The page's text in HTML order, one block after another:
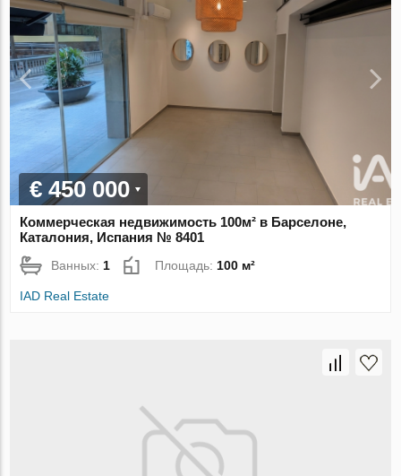
€ 450 000
Коммерческая недвижимость 100м² в Барселоне,
Каталония, Испания № 8401
Ванных: 1 Площадь: 100 м²
IAD Real Estate